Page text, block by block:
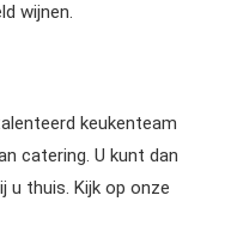
wijnen.
keukenteam
catering. U kunt dan
u thuis. Kijk op onze